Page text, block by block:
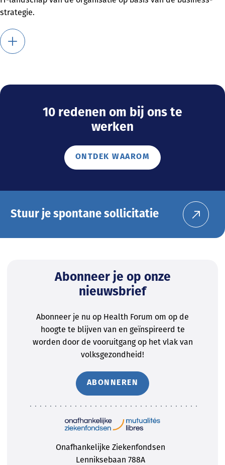
strategie.
10 redenen om bij ons te
werken
ONTDEK WAAROM
Stuur je spontane sollicitatie
Abonneer je op onze
nieuwsbrief
Abonneer je nu op Health Forum om op de
hoogte te blijven van en geïnspireerd te
worden door de vooruitgang op het vlak van
volksgezondheid!
ABONNEREN
Onafhankelijke Ziekenfondsen
Lenniksebaan 788A